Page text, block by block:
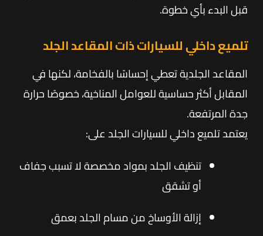
قبل البدء بأي خطوة.
تلميع داخلي للسيارات ذات المقاعد الجلد
المقاعد الجلدية تعطي إحساسًا بالفخامة، لكنها في
المقابل أكثر حساسية للعوامل المناخية، خصوصًا حرارة
جدة المرتفعة.
يعتمد تلميع داخلي للسيارات الجلد على:
تنظيف الجلد بمواد مخصصة لا تسبب جفاف
أو تشقق
إزالة الأوساخ من مسام الجلد بعمق